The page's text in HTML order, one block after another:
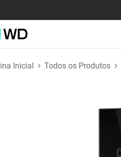
Inicial Todos os Produtos